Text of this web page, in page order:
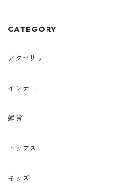
CATEGORY
アクセサリー
ヘッドアクセサリー
リング
イヤーカフ
ピアス
インナー
雑貨
バッグ
キャップ
トップス
ニット
キッズ